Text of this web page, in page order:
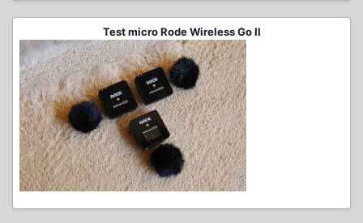
Test micro Rode Wireless Go II